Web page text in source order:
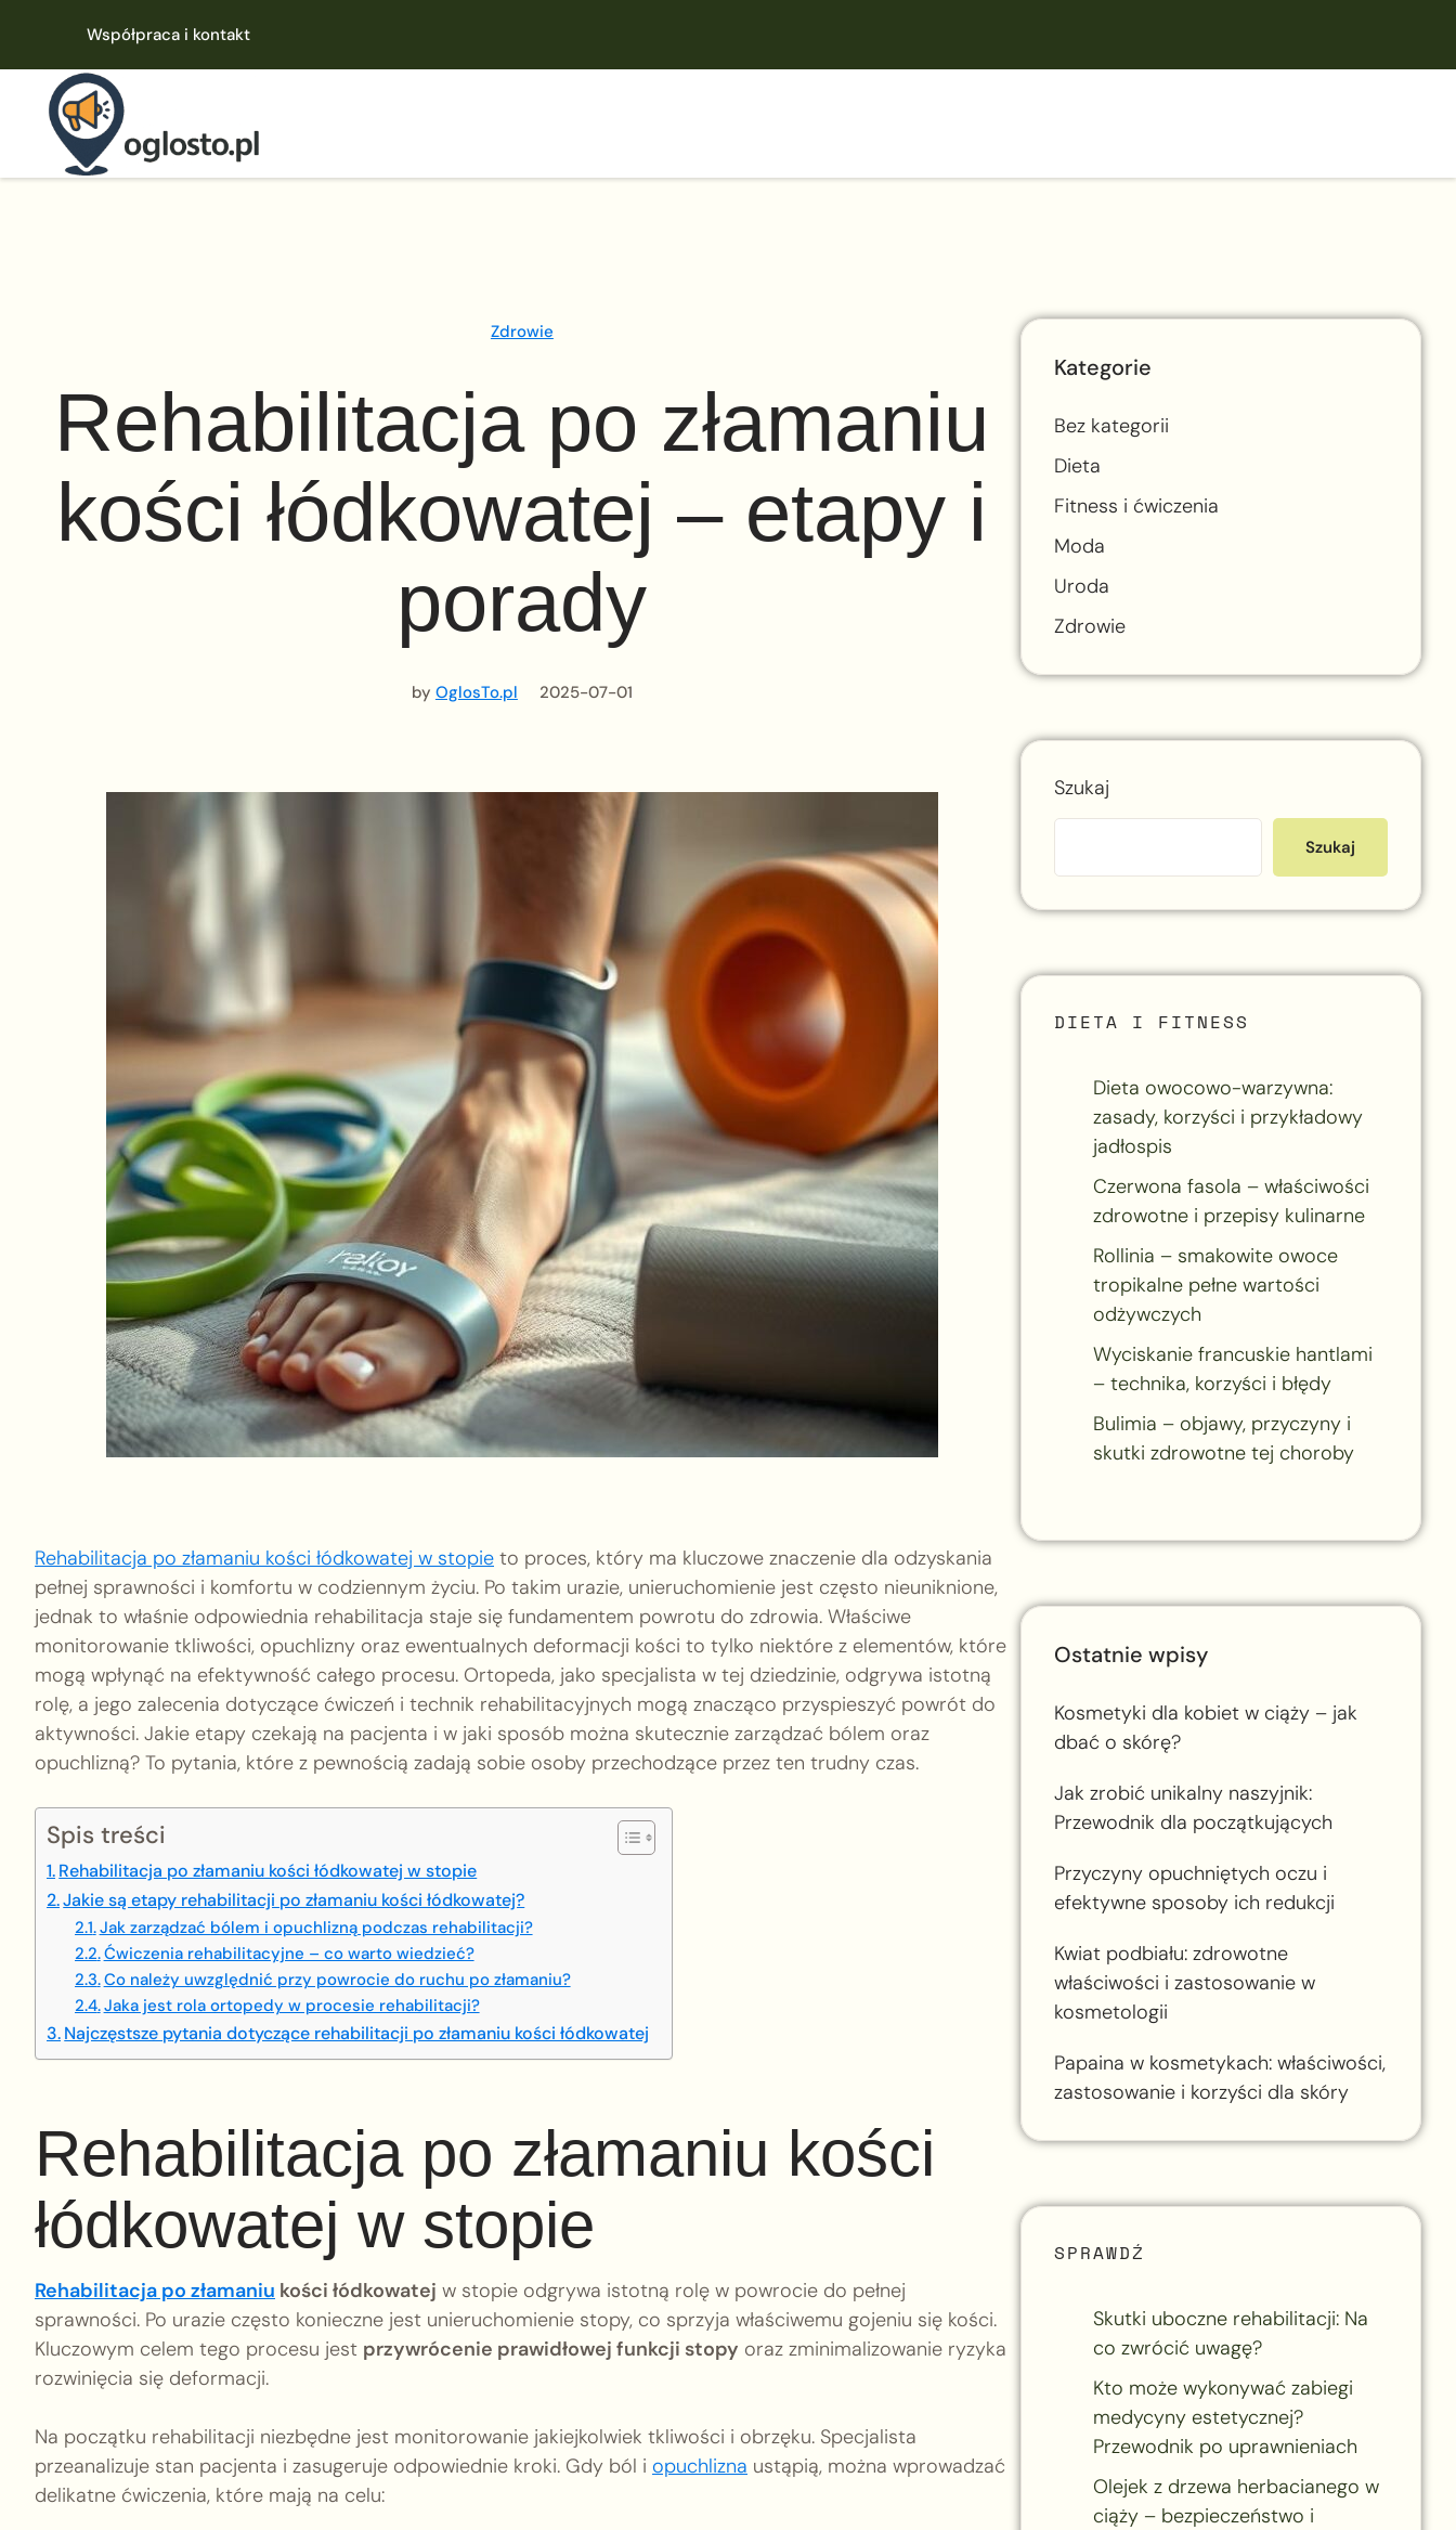
Współpraca i kontakt
Zdrowie
Rehabilitacja po złamaniu
kości łódkowatej – etapy i
porady
by OglosTo.pl 2025-07-01
Rehabilitacja po złamaniu kości łódkowatej w stopie to proces, który ma kluczowe znaczenie dla odzyskania
pełnej sprawności i komfortu w codziennym życiu. Po takim urazie, unieruchomienie jest często nieuniknione,
jednak to właśnie odpowiednia rehabilitacja staje się fundamentem powrotu do zdrowia. Właściwe
monitorowanie tkliwości, opuchlizny oraz ewentualnych deformacji kości to tylko niektóre z elementów, które
mogą wpłynąć na efektywność całego procesu. Ortopeda, jako specjalista w tej dziedzinie, odgrywa istotną
rolę, a jego zalecenia dotyczące ćwiczeń i technik rehabilitacyjnych mogą znacząco przyspieszyć powrót do
aktywności. Jakie etapy czekają na pacjenta i w jaki sposób można skutecznie zarządzać bólem oraz
opuchlizną? To pytania, które z pewnością zadają sobie osoby przechodzące przez ten trudny czas.
Spis treści
Rehabilitacja po złamaniu kości łódkowatej w stopie
Jakie są etapy rehabilitacji po złamaniu kości łódkowatej?
Jak zarządzać bólem i opuchlizną podczas rehabilitacji?
Ćwiczenia rehabilitacyjne – co warto wiedzieć?
Co należy uwzględnić przy powrocie do ruchu po złamaniu?
Jaka jest rola ortopedy w procesie rehabilitacji?
Najczęstsze pytania dotyczące rehabilitacji po złamaniu kości łódkowatej
Rehabilitacja po złamaniu kości
łódkowatej w stopie
Rehabilitacja po złamaniu kości łódkowatej w stopie odgrywa istotną rolę w powrocie do pełnej
sprawności. Po urazie często konieczne jest unieruchomienie stopy, co sprzyja właściwemu gojeniu się kości.
Kluczowym celem tego procesu jest przywrócenie prawidłowej funkcji stopy oraz zminimalizowanie ryzyka
rozwinięcia się deformacji.
Na początku rehabilitacji niezbędne jest monitorowanie jakiejkolwiek tkliwości i obrzęku. Specjalista
przeanalizuje stan pacjenta i zasugeruje odpowiednie kroki. Gdy ból i opuchlizna ustąpią, można wprowadzać
delikatne ćwiczenia, które mają na celu:
Kategorie
Bez kategorii
Dieta
Fitness i ćwiczenia
Moda
Uroda
Zdrowie
Szukaj
Szukaj
DIETA I FITNESS
Dieta owocowo-warzywna:
zasady, korzyści i przykładowy
jadłospis
Czerwona fasola – właściwości
zdrowotne i przepisy kulinarne
Rollinia – smakowite owoce
tropikalne pełne wartości
odżywczych
Wyciskanie francuskie hantlami
– technika, korzyści i błędy
Bulimia – objawy, przyczyny i
skutki zdrowotne tej choroby
Ostatnie wpisy
Kosmetyki dla kobiet w ciąży – jak
dbać o skórę?
Jak zrobić unikalny naszyjnik:
Przewodnik dla początkujących
Przyczyny opuchniętych oczu i
efektywne sposoby ich redukcji
Kwiat podbiału: zdrowotne
właściwości i zastosowanie w
kosmetologii
Papaina w kosmetykach: właściwości,
zastosowanie i korzyści dla skóry
SPRAWDŹ
Skutki uboczne rehabilitacji: Na
co zwrócić uwagę?
Kto może wykonywać zabiegi
medycyny estetycznej?
Przewodnik po uprawnieniach
Olejek z drzewa herbacianego w
ciąży – bezpieczeństwo i